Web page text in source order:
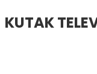
KUTAK